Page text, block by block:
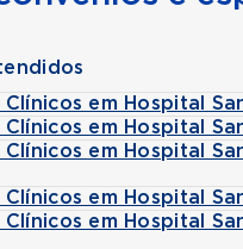
em Hospital
em Hospital
em Hospital
em Hospital
em Hospital